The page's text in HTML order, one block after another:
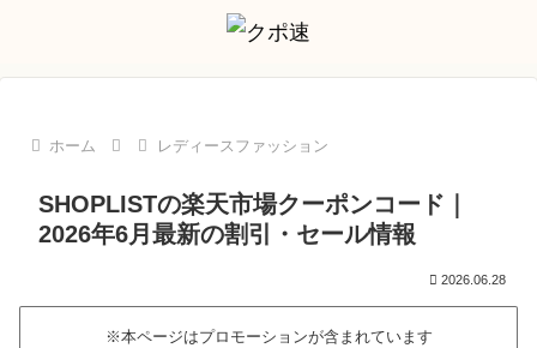
ホーム レディースファッション
SHOPLISTの楽天市場クーポンコード｜
2026年6月最新の割引・セール情報
2026.06.28
※本ページはプロモーションが含まれています